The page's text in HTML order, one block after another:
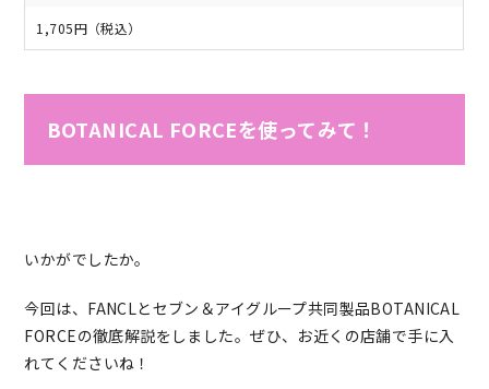
1,705円（税込）
BOTANICAL FORCEを使ってみて！
いかがでしたか。
今回は、FANCLとセブン＆アイグループ共同製品BOTANICAL
FORCEの徹底解説をしました。ぜひ、お近くの店舗で手に入
れてくださいね！